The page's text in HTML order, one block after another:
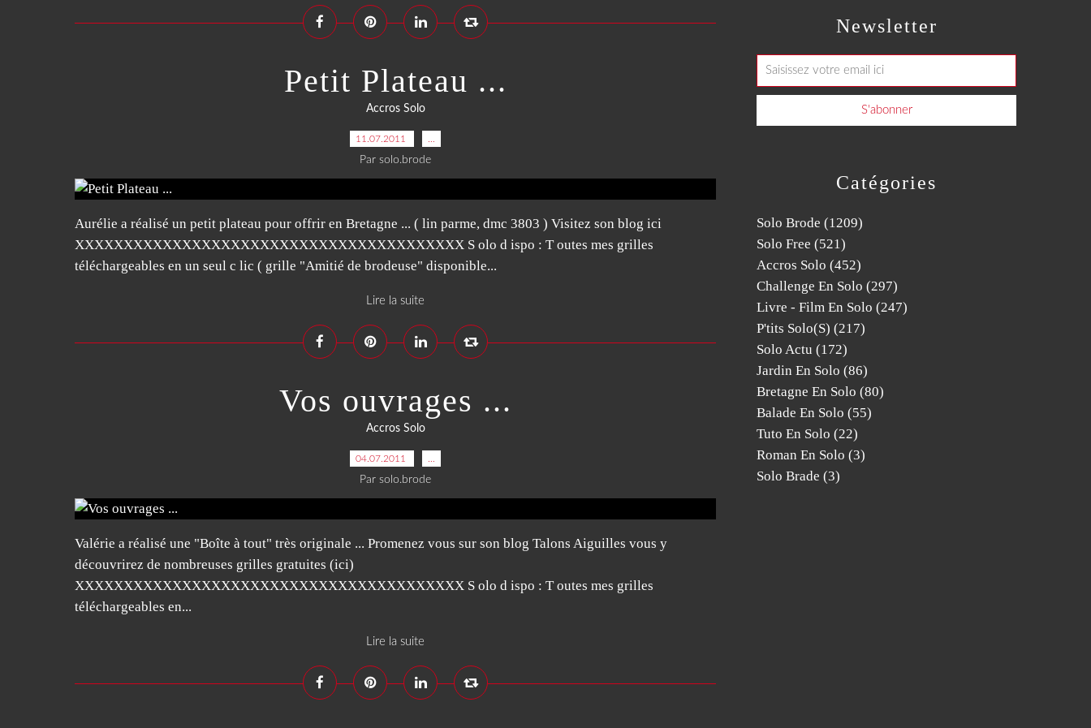
Petit Plateau ...
Accros Solo
11.07.2011
Par solo.brode
Aurélie a réalisé un petit plateau pour offrir en Bretagne ... ( lin parme, dmc 3803 ) Visitez son blog ici
XXXXXXXXXXXXXXXXXXXXXXXXXXXXXXXXXXXXXXXX S olo d ispo : T outes mes grilles
téléchargeables en un seul c lic ( grille "Amitié de brodeuse" disponible...
Lire la suite
Vos ouvrages ...
Accros Solo
04.07.2011
Par solo.brode
Valérie a réalisé une "Boîte à tout" très originale ... Promenez vous sur son blog Talons Aiguilles vous y
découvrirez de nombreuses grilles gratuites (ici)
XXXXXXXXXXXXXXXXXXXXXXXXXXXXXXXXXXXXXXXX S olo d ispo : T outes mes grilles
téléchargeables en...
Lire la suite
Newsletter
Catégories
Solo Brode (1209)
Solo Free (521)
Accros Solo (452)
Challenge En Solo (297)
Livre - Film En Solo (247)
P'tits Solo(s) (217)
Solo Actu (172)
Jardin En Solo (86)
Bretagne En Solo (80)
Balade En Solo (55)
Tuto En Solo (22)
Roman En Solo (3)
Solo Brade (3)